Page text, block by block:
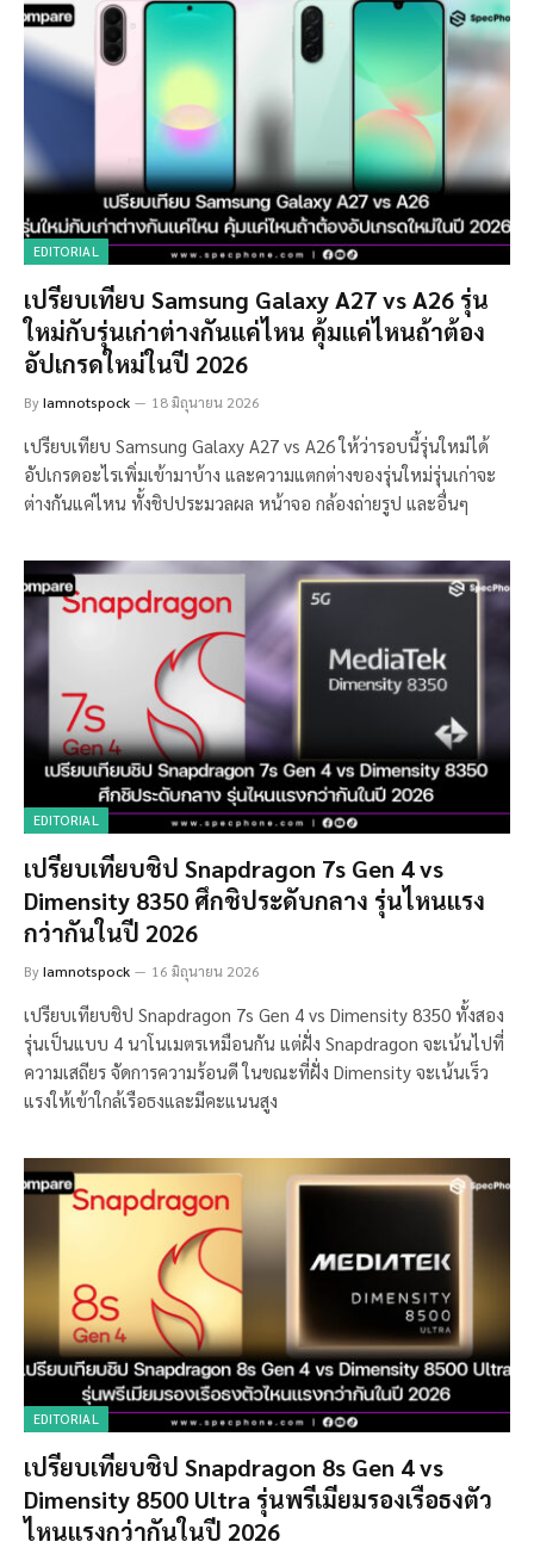
EDITORIAL
เปรียบเทียบ Samsung Galaxy A27 vs A26 รุ่น
ใหม่กับรุ่นเก่าต่างกันแค่ไหน คุ้มแค่ไหนถ้าต้อง
อัปเกรดใหม่ในปี 2026
ByIamnotspock 18 มิถุนายน 2026
เปรียบเทียบ Samsung Galaxy A27 vs A26 ให้ว่ารอบนี้รุ่นใหม่ได้
อัปเกรดอะไรเพิ่มเข้ามาบ้าง และความแตกต่างของรุ่นใหม่รุ่นเก่าจะ
ต่างกันแค่ไหน ทั้งชิปประมวลผล หน้าจอ กล้องถ่ายรูป และอื่นๆ
EDITORIAL
เปรียบเทียบชิป Snapdragon 7s Gen 4 vs
Dimensity 8350 ศึกชิประดับกลาง รุ่นไหนแรง
กว่ากันในปี 2026
ByIamnotspock 16 มิถุนายน 2026
เปรียบเทียบชิป Snapdragon 7s Gen 4 vs Dimensity 8350 ทั้งสอง
รุ่นเป็นแบบ 4 นาโนเมตรเหมือนกัน แต่ฝั่ง Snapdragon จะเน้นไปที่
ความเสถียร จัดการความร้อนดี ในขณะที่ฝั่ง Dimensity จะเน้นเร็ว
แรงให้เข้าใกล้เรือธงและมีคะแนนสูง
EDITORIAL
เปรียบเทียบชิป Snapdragon 8s Gen 4 vs
Dimensity 8500 Ultra รุ่นพรีเมียมรองเรือธงตัว
ไหนแรงกว่ากันในปี 2026